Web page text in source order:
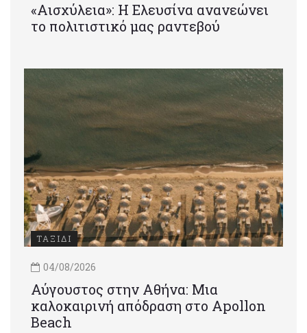
«Αισχύλεια»: Η Ελευσίνα ανανεώνει
το πολιτιστικό μας ραντεβού
ΤΑΞΙΔΙ
04/08/2026
Αύγουστος στην Αθήνα: Μια
καλοκαιρινή απόδραση στο Apollon
Beach